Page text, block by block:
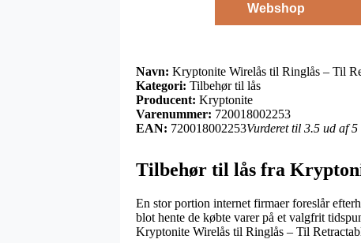
Webshop
Navn: Kryptonite Wirelås til Ringlås – Til
Kategori: Tilbehør til lås
Producent: Kryptonite
Varenummer: 720018002253
EAN: 720018002253Vurderet til 3.5 ud af
Tilbehør til lås fra
En stor portion internet firmaer foreslår
blot hente de købte varer på et valgfrit
Kryptonite Wirelås til Ringlås – Til